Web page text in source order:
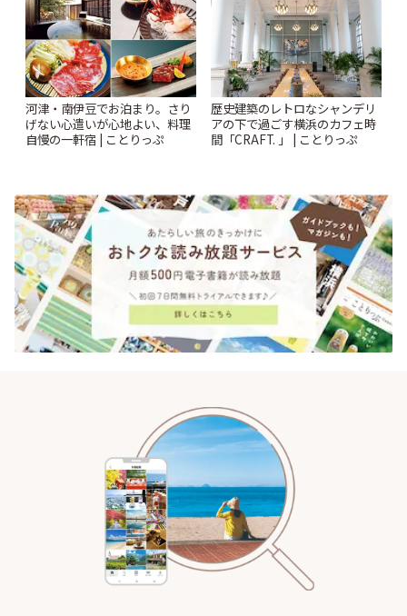
河津・南伊豆でお泊まり。さり
げない心遣いが心地よい、料理
自慢の一軒宿 | ことりっぷ
歴史建築のレトロなシャンデリ
アの下で過ごす横浜のカフェ時
間「CRAFT. 」 | ことりっぷ